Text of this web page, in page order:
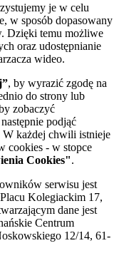
je w celu
w sposób dopasowany
Dzięki temu możliwe
oraz udostępnianie
wideo.
, by wyrazić zgodę na
do strony lub
zobaczyć
podjąć
W każdej chwili istnieje
cookies - w stopce
Cookies".
serwisu jest
Kolegiackim 17,
dane jest
Centrum
12/14, 61-